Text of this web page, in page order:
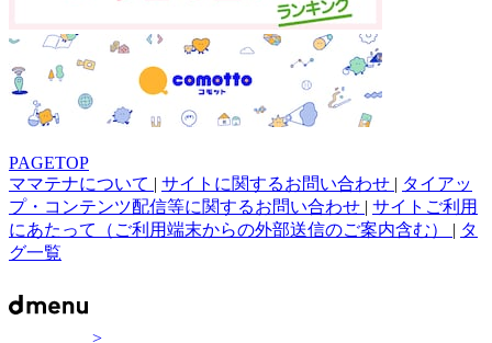
PAGETOP
ママテナについて | サイトに関するお問い合わせ | タイアッ
プ・コンテンツ配信等に関するお問い合わせ | サイトご利用
にあたって（ご利用端末からの外部送信のご案内含む） | タ
グ一覧
>